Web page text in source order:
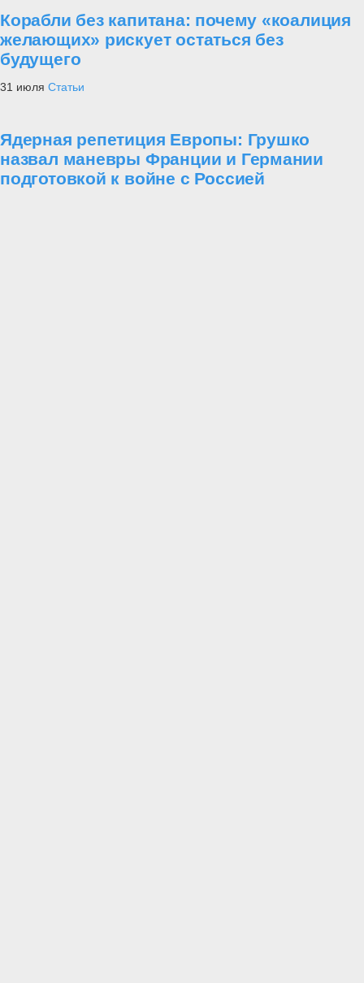
Корабли без капитана: почему «коалиция
желающих» рискует остаться без
будущего
31 июля Статьи
Ядерная репетиция Европы: Грушко
назвал маневры Франции и Германии
подготовкой к войне с Россией